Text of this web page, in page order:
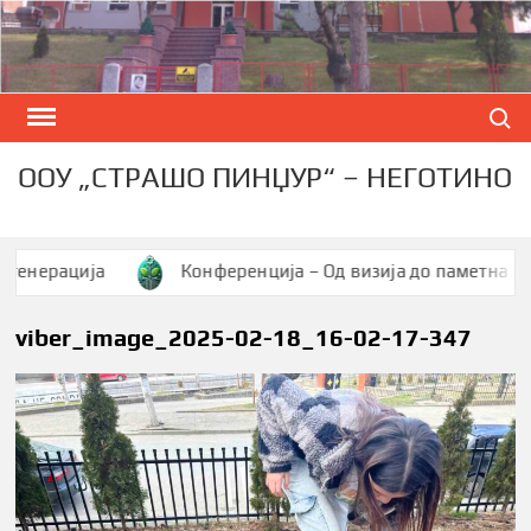
Skip
to
content
ООУ „СТРАШО ПИНЏУР“ – НЕГОТИНО
Конференција – Од визија до паметна
viber_image_2025-02-18_16-02-17-347